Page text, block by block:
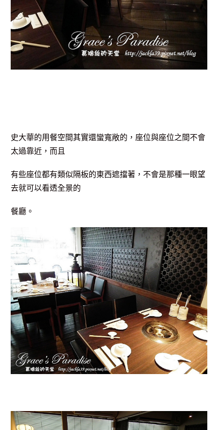
史大華的用餐空間其實還蠻寬敞的，座位與座位之間不會
太過靠近，而且
有些座位都有類似隔板的東西遮擋著，不會是那種一眼望
去就可以看透全景的
餐廳。